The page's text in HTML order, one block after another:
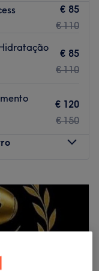
€ 85
€ 110
€ 85
€ 110
€ 120
€ 150
10:00– 19:00
10:00–19:00
10:00 –19:00
10:00–19:00